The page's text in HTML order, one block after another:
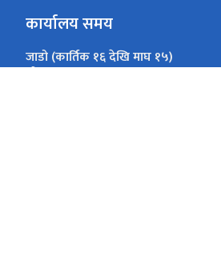
कार्यालय समय
जाडो (कार्तिक १६ देखि माघ १५)
सोमबार-शुक्रबार